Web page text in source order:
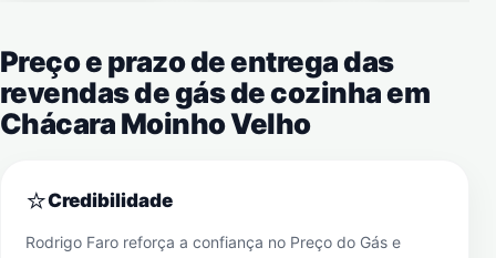
Preço e prazo de entrega das
revendas de gás de cozinha em
Chácara Moinho Velho
⭐Credibilidade
Rodrigo Faro reforça a confiança no Preço do Gás e